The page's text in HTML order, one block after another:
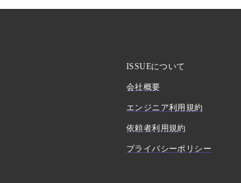
ISSUEについて
会社概要
エンジニア利用規約
依頼者利用規約
プライバシーポリシー